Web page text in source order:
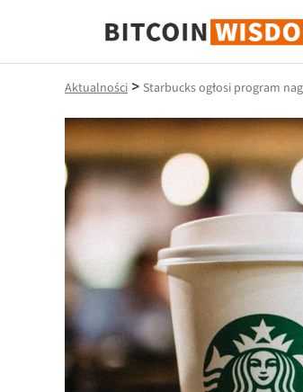
Mądrość Bitcoina
Aktualności > Starbucks ogłosi program